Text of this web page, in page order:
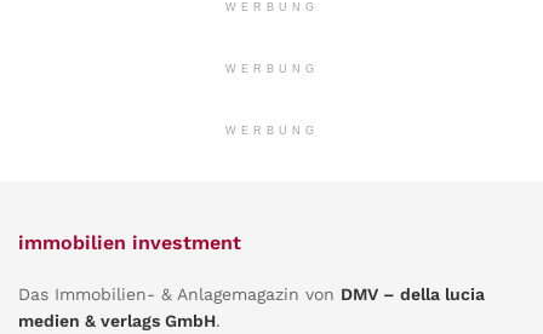
WERBUNG
WERBUNG
WERBUNG
immobilien investment
Das Immobilien- & Anlagemagazin von DMV – della lucia
medien & verlags GmbH.